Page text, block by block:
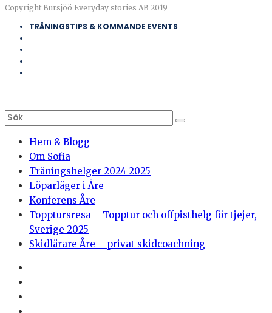
Copyright Bursjöö Everyday stories AB 2019
TRÄNINGSTIPS & KOMMANDE EVENTS
Hem & Blogg
Om Sofia
Träningshelger 2024-2025
Löparläger i Åre
Konferens Åre
Topptursresa – Topptur och offpisthelg för tjejer,
Sverige 2025
Skidlärare Åre – privat skidcoachning